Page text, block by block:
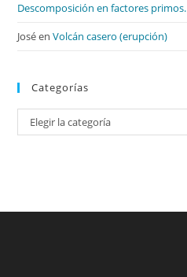
Descomposición en factores primos.
JoséenVolcán casero (erupción)
Categorías
Categorías
Elegir la categoría